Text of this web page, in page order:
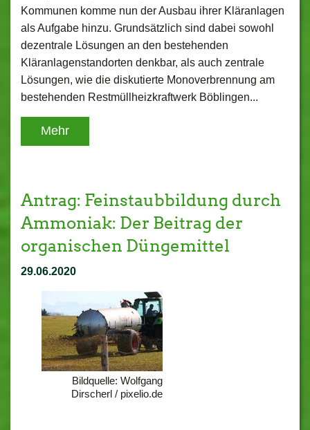
Kommunen komme nun der Ausbau ihrer Kläranlagen
als Aufgabe hinzu. Grundsätzlich sind dabei sowohl
dezentrale Lösungen an den bestehenden
Kläranlagenstandorten denkbar, als auch zentrale
Lösungen, wie die diskutierte Monoverbrennung am
bestehenden Restmüllheizkraftwerk Böblingen...
Mehr
Antrag: Feinstaubbildung durch
Ammoniak: Der Beitrag der
organischen Düngemittel
29.06.2020
Bildquelle: Wolfgang
Dirscherl / pixelio.de